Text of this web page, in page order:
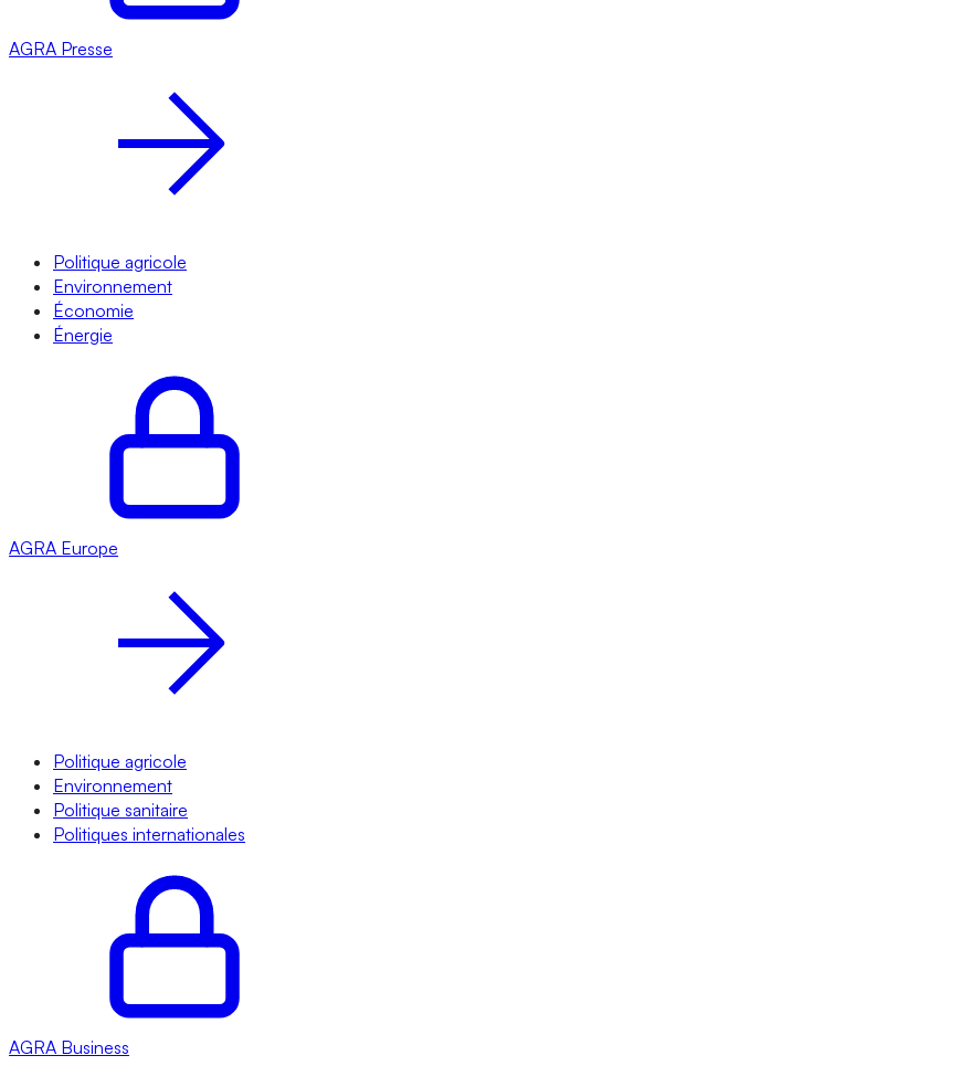
AGRA Presse
Politique agricole
Environnement
Économie
Énergie
AGRA Europe
Politique agricole
Environnement
Politique sanitaire
Politiques internationales
AGRA Business